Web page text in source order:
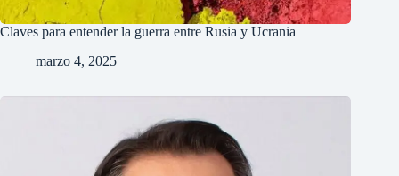
Claves para entender la guerra entre Rusia y Ucrania
marzo 4, 2025